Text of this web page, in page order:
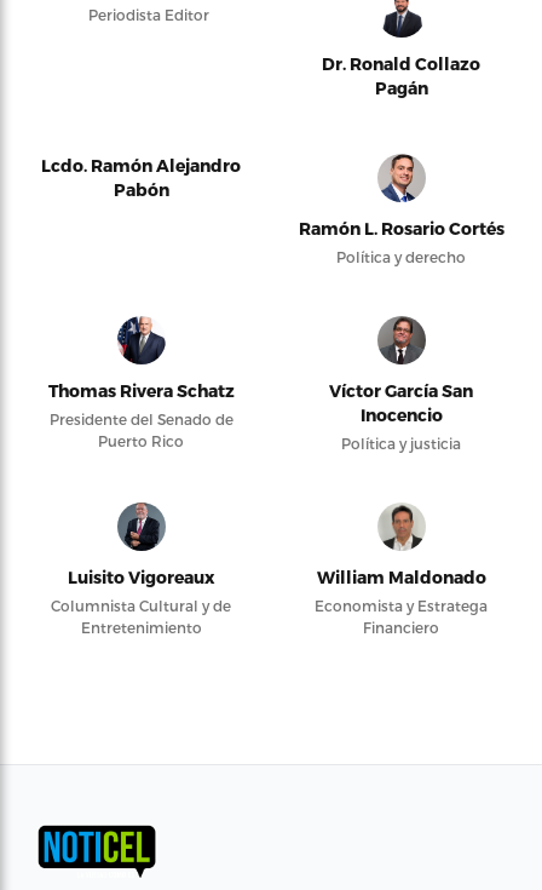
Periodista Editor
Dr. Ronald Collazo
Pagán
Lcdo. Ramón Alejandro
Pabón
Ramón L. Rosario Cortés
Política y derecho
Thomas Rivera Schatz
Presidente del Senado de
Puerto Rico
Víctor García San
Inocencio
Política y justicia
Luisito Vigoreaux
Columnista Cultural y de
Entretenimiento
William Maldonado
Economista y Estratega
Financiero